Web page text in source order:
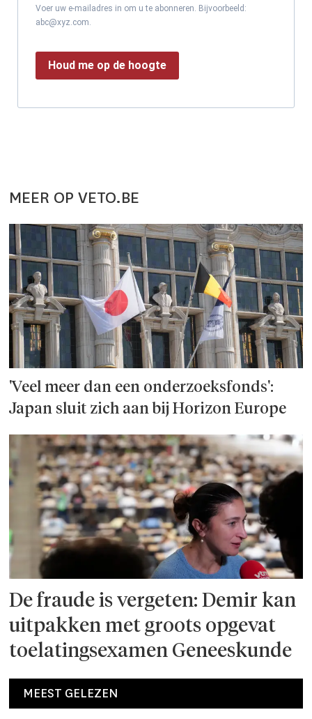
Voer uw e-mailadres in om u te abonneren. Bijvoorbeeld:
abc@xyz.com.
Houd me op de hoogte
MEER OP VETO.BE
'Veel meer dan een onderzoeks­fonds':
Japan sluit zich aan bij Horizon Europe
De fraude is vergeten: Demir kan
uitpakken met groots opgevat
toelatingsexamen Geneeskunde
MEEST GELEZEN